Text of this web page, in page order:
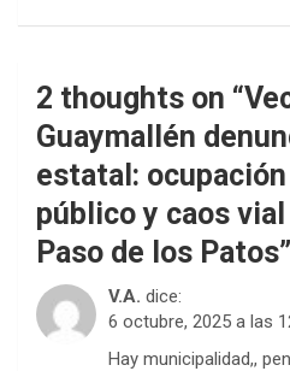
2 thoughts on “
Guaymallén
estatal:
público y caos
Paso de los Patos”
V.A. dice:
6 octubre, 2025 a las
Hay municipalidad,,